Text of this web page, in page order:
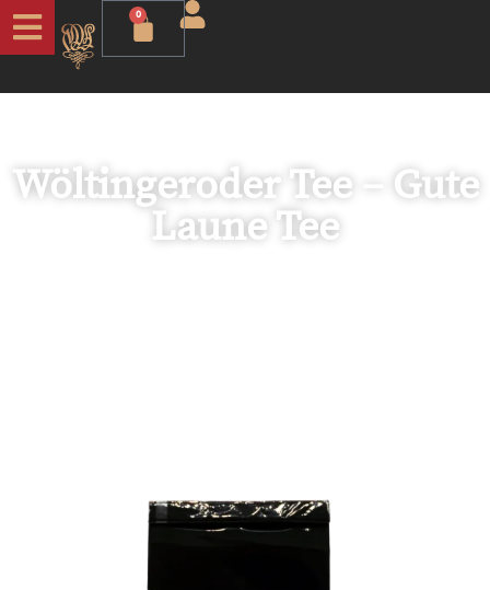
0
Wöltingeroder Tee – Gute
Laune Tee